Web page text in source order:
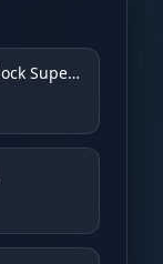
幸运方块超平坦世界 Lucky Block Super Flat World